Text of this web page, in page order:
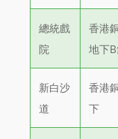
總統戲
院
香港
地下
新白沙
道
香港
下